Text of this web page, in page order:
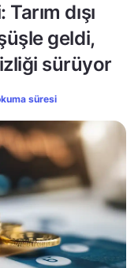
dışı
geldi,
sürüyor
süresi